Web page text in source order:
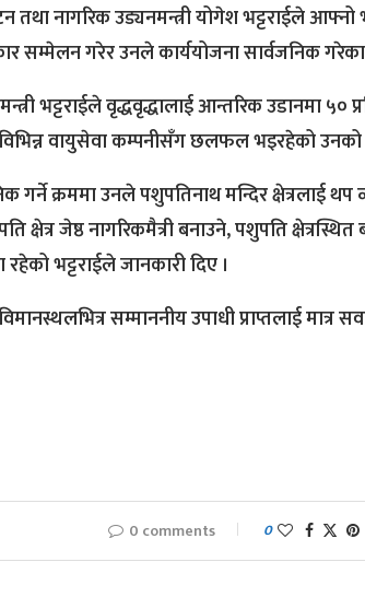
तथा नागरिक उड्यनमन्त्री योगेश भट्टराईले आफ्नो
सम्मेलन गरेर उनले कार्ययोजना सार्वजनिक
भट्टराईले वृद्धवृद्धालाई आन्तरिक उडानमा ५०
वायुसेवा कम्पनीसँग छलफल भइरहेको उनको
गर्ने क्रममा उनले पशुपतिनाथ मन्दिर क्षेत्रलाई
क्षेत्र जेष्ठ नागरिकमैत्री बनाउने, पशुपति
भट्टराईले जानकारी दिए ।
विमानस्थलभित्र सम्माननीय उपाधी प्राप्तलाई मात्र
0 comments 0